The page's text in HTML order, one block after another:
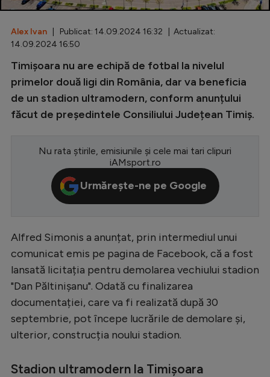
Inedit
Clasamente
Champions League
Europa League
CM 2026
Premier League
Serie A
Bundesliga
Ligue 1
Campionate
Starurile fotbalului
EURO 2024
Stranieri
Alex Ivan | Publicat: 14.09.2024 16:32 | Actualizat:
14.09.2024 16:50
Timișoara nu are echipă de fotbal la nivelul
primelor două ligi din România, dar va beneficia
de un stadion ultramodern, conform anunțului
făcut de președintele Consiliului Județean Timiș.
Nu rata știrile, emisiunile și cele mai tari clipuri
iAMsport.ro
Urmărește-ne pe Google
Alfred Simonis a anunțat, prin intermediul unui
comunicat emis pe pagina de Facebook, că a fost
lansată licitația pentru demolarea vechiului stadion
"Dan Păltinișanu". Odată cu finalizarea
documentației, care va fi realizată după 30
septembrie, pot începe lucrările de demolare și,
ulterior, construcția noului stadion.
Stadion ultramodern la Timișoara